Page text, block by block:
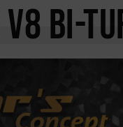
V8 BI-